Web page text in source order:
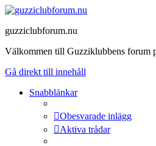
guzziclubforum.nu
Välkommen till Guzziklubbens forum
Gå direkt till innehåll
Snabblänkar
Obesvarade inlägg
Aktiva trådar